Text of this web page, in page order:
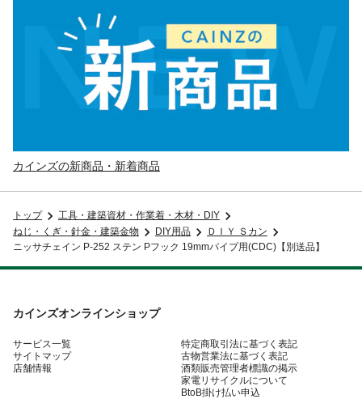
カインズの新商品・新着商品
トップ
工具・建築資材・作業着・木材・DIY
ねじ・くぎ・針金・建築金物
DIY用品
ＤＩＹ Ｓカン
ニッサチェイン P-252 ステン Pフック 19mmパイプ用(CDC)【別送品】
カインズオンラインショップ
サービス一覧
サイトマップ
店舗情報
特定商取引法に基づく表記
古物営業法に基づく表記
酒類販売管理者標識の掲示
家電リサイクルについて
BtoB掛け払い申込